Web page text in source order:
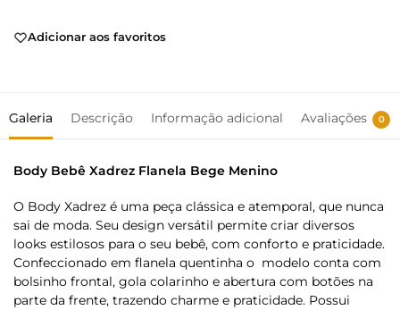
Adicionar aos favoritos
Galeria Descrição Informação adicional Avaliações 0
Body Bebê Xadrez Flanela Bege Menino
O Body Xadrez é uma peça clássica e atemporal, que nunca
sai de moda. Seu design versátil permite criar diversos
looks estilosos para o seu bebê, com conforto e praticidade.
Confeccionado em flanela quentinha o modelo conta com
bolsinho frontal, gola colarinho e abertura com botões na
parte da frente, trazendo charme e praticidade. Possui